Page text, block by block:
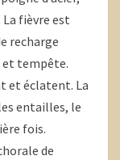
fièvre est
recharge
et tempête.
et éclatent. La
entailles, le
fois.
de